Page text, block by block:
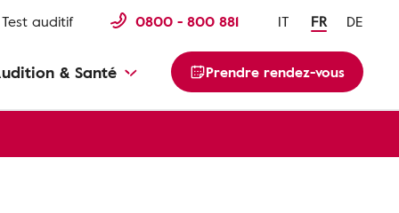
Test auditif 0800 - 800 881 IT FR DE
& Santé Prendre rendez-vous